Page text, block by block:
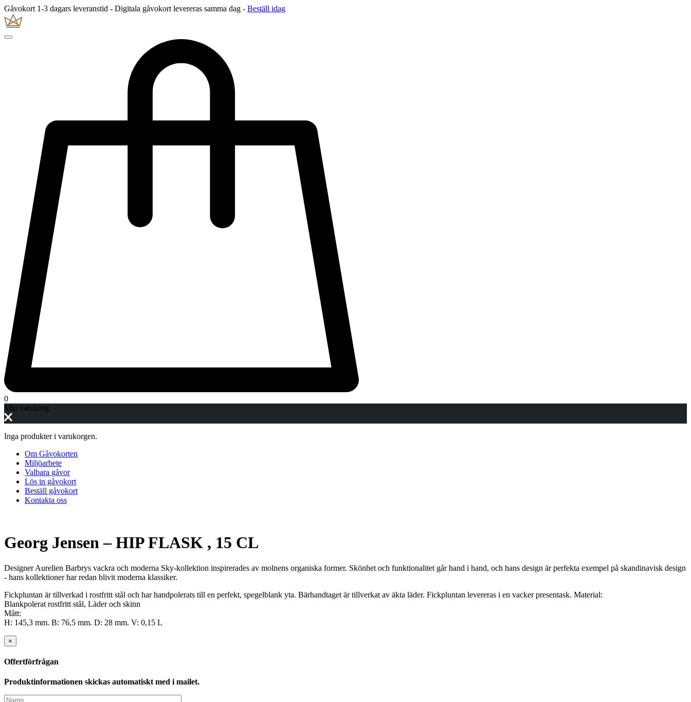
Gåvokort 1-3 dagars leveranstid - Digitala gåvokort levereras samma dag - Beställ idag
0
Min varukorg
Inga produkter i varukorgen.
Om Gåvokorten
Miljöarbete
Valbara gåvor
Lös in gåvokort
Beställ gåvokort
Kontakta oss
Georg Jensen – HIP FLASK , 15 CL
Designer Aurelien Barbrys vackra och moderna Sky-kollektion inspirerades av molnens organiska former. Skönhet och funktionalitet går hand i hand, och hans design är perfekta exempel på skandinavisk design
- hans kollektioner har redan blivit moderna klassiker.
Fickpluntan är tillverkad i rostfritt stål och har handpolerats till en perfekt, spegelblank yta. Bärhandtaget är tillverkat av äkta läder. Fickpluntan levereras i en vacker presentask. Material:
Blankpolerat rostfritt stål, Läder och skinn
Mått:
H: 145,3 mm. B: 76,5 mm. D: 28 mm. V: 0,15 L
×
Offertförfrågan
Produktinformationen skickas automatiskt med i mailet.